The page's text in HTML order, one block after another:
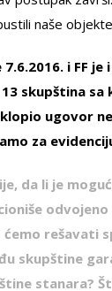
naše
7.6.2016. i FF je
13 skupština sa
ugovor
za
da li je
ćemo rešavati
skupštine
stanara?